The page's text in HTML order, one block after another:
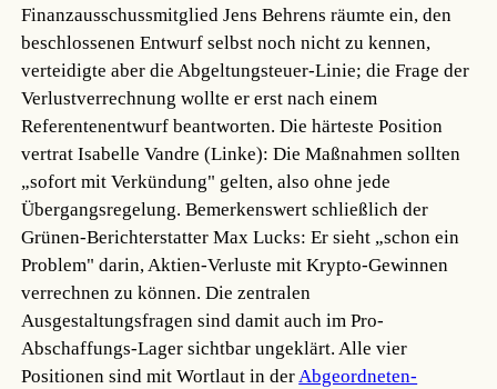
Finanzausschussmitglied Jens Behrens räumte ein, den
beschlossenen Entwurf selbst noch nicht zu kennen,
verteidigte aber die Abgeltungsteuer-Linie; die Frage der
Verlustverrechnung wollte er erst nach einem
Referentenentwurf beantworten. Die härteste Position
vertrat Isabelle Vandre (Linke): Die Maßnahmen sollten
„sofort mit Verkündung" gelten, also ohne jede
Übergangsregelung. Bemerkenswert schließlich der
Grünen-Berichterstatter Max Lucks: Er sieht „schon ein
Problem" darin, Aktien-Verluste mit Krypto-Gewinnen
verrechnen zu können. Die zentralen
Ausgestaltungsfragen sind damit auch im Pro-
Abschaffungs-Lager sichtbar ungeklärt. Alle vier
Positionen sind mit Wortlaut in derAbgeordneten-